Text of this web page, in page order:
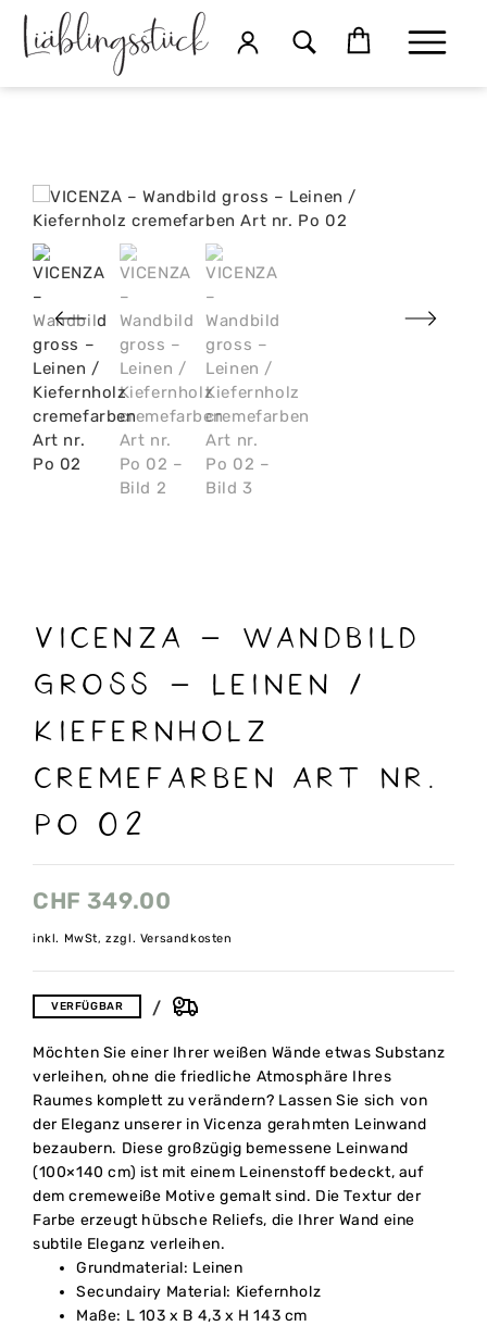
VICENZA – Wandbild
gross – Leinen /
Kiefernholz
cremefarben Art nr.
Po 02
CHF 349.00
inkl. MwSt, zzgl. Versandkosten
VERFÜGBAR
Möchten Sie einer Ihrer weißen Wände etwas Substanz
verleihen, ohne die friedliche Atmosphäre Ihres
Raumes komplett zu verändern? Lassen Sie sich von
der Eleganz unserer in Vicenza gerahmten Leinwand
bezaubern. Diese großzügig bemessene Leinwand
(100×140 cm) ist mit einem Leinenstoff bedeckt, auf
dem cremeweiße Motive gemalt sind. Die Textur der
Farbe erzeugt hübsche Reliefs, die Ihrer Wand eine
subtile Eleganz verleihen.
Grundmaterial: Leinen
Secundairy Material: Kiefernholz
Maße: L 103 x B 4,3 x H 143 cm